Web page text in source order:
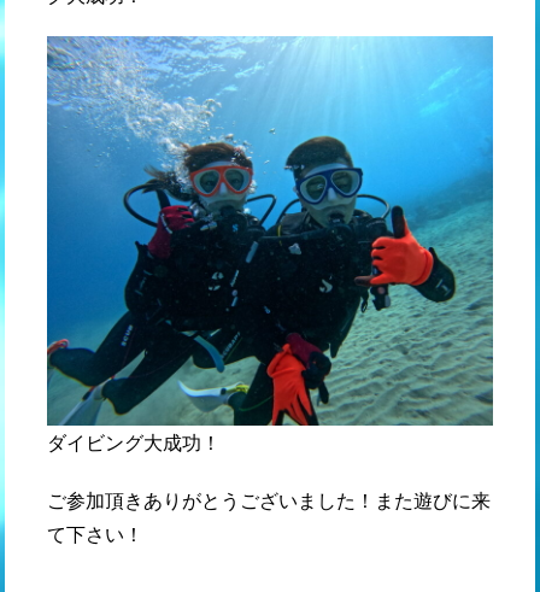
ダイビング大成功！
ご参加頂きありがとうございました！また遊びに来
て下さい！